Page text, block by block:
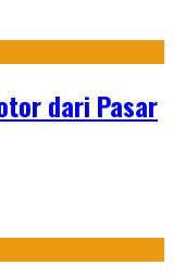
dari Pasar